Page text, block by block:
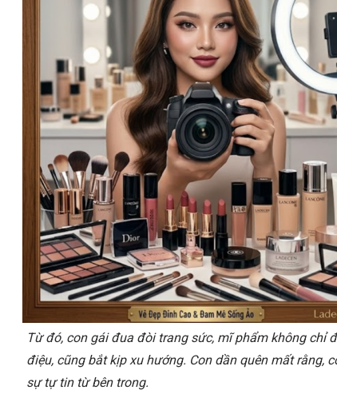
Từ đó, con gái đua đòi trang sức, mĩ phẩm không chỉ
điệu, cũng bắt kịp xu hướng. Con dần quên mất rằng,
sự tự tin từ bên trong.